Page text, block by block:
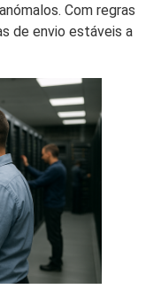
Com regras
de envio estáveis a